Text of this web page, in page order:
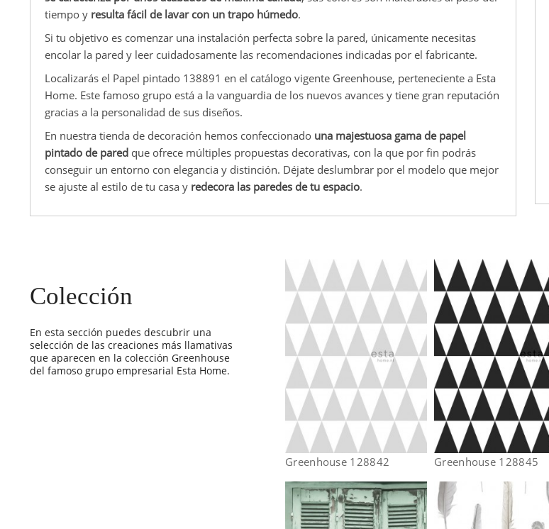
tiempo y resulta fácil de lavar con un trapo húmedo.
Si tu objetivo es comenzar una instalación perfecta sobre la pared, únicamente necesitas
encolar la pared y leer cuidadosamente las recomendaciones indicadas por el fabricante.
Localizarás el Papel pintado 138891 en el catálogo vigente Greenhouse, perteneciente a Esta
Home. Este famoso grupo está a la vanguardia de los nuevos avances y tiene gran reputación
gracias a la personalidad de sus diseños.
En nuestra tienda de decoración hemos confeccionado una majestuosa gama de papel
pintado de pared que ofrece múltiples propuestas decorativas, con la que por fin podrás
conseguir un entorno con elegancia y distinción. Déjate deslumbrar por el modelo que mejor
se ajuste al estilo de tu casa y redecora las paredes de tu espacio.
Colección
En esta sección puedes descubrir una
selección de las creaciones más llamativas
que aparecen en la colección Greenhouse
del famoso grupo empresarial Esta Home.
Greenhouse 128842 Greenhouse 128845